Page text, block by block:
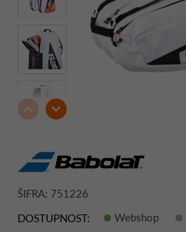
ŠIFRA: 751226
DOSTUPNOST:
Webshop